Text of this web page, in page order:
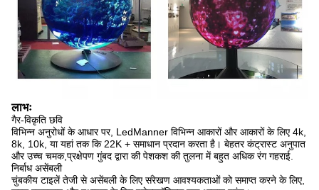
लाभः
गैर-विकृति छवि
विभिन्न अनुरोधों के आधार पर, LedManner विभिन्न आकारों और आकारों के लिए 4k,
8k, 10k, या यहां तक कि 22K + समाधान प्रदान करता है। बेहतर कंट्रास्ट अनुपात
और उच्च चमक,प्रक्षेपण गुंबद द्वारा की पेशकश की तुलना में बहुत अधिक रंग गहराई.
निर्बाध असेंबली
चुंबकीय टाइलें तेजी से असेंबली के लिए संरेखण आवश्यकताओं को समाप्त करने के लिए,